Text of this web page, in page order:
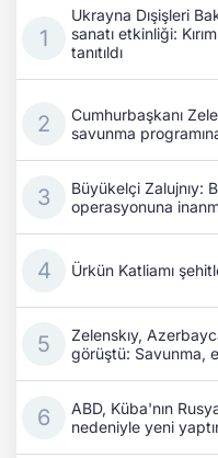
Ukrayna Dışişleri
sanatı etkinliği:
tanıtıldı
Cumhurbaşkanı
savunma
Büyükelçi Zalujnıy:
operasyonuna
Ürkün Katliamı
Zelenskıy,
görüştü: Savunma,
ABD, Küba'nın
nedeniyle yeni